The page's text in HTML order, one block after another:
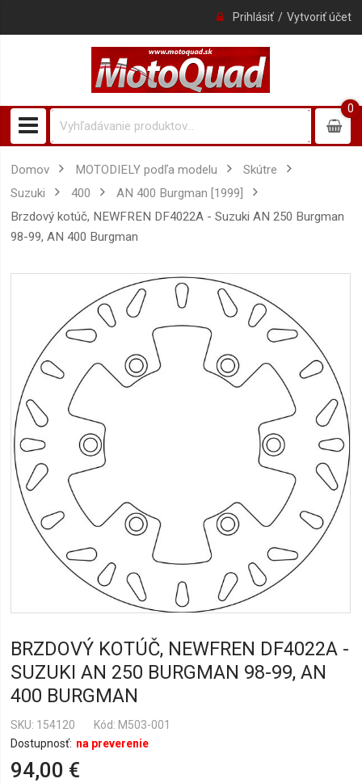
Prihlásiť Vytvoriť účet
0
0item
Domov MOTODIELY podľa modelu
Skútre
Suzuki
400
AN 400 Burgman [1999]
brzdový kotúč, NEWFREN DF4022A - Suzuki AN 250 Burgman
98-99, AN 400 Burgman
BRZDOVÝ KOTÚČ, NEWFREN DF4022A -
SUZUKI AN 250 BURGMAN 98-99, AN
400 BURGMAN
Dostupnosť: na preverenie
SKU 154120 Kód: M503-001
94,00 €